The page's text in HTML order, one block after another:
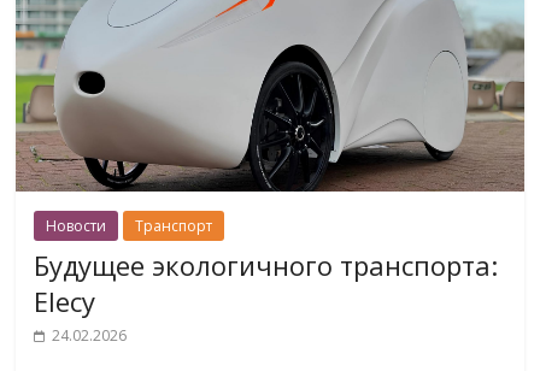
Новости Транспорт
Будущее экологичного транспорта:
Elecy
24.02.2026